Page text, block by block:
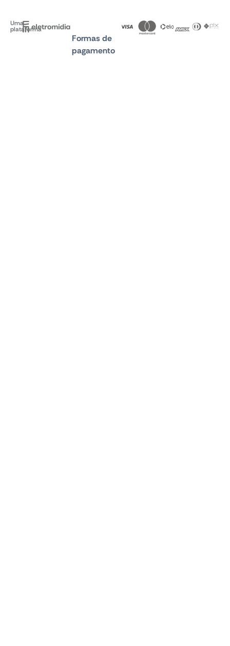
Uma
plataforma
Formas de
pagamento